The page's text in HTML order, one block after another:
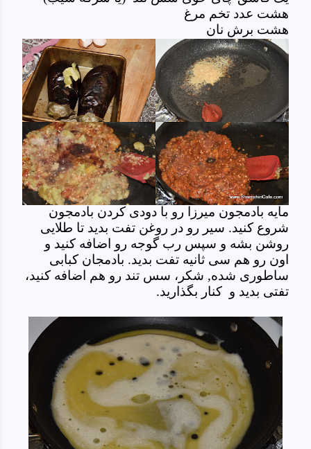
هشت عدد تخم مرغ
هشت برش نان
مایه بادمجون میرزا رو با دودی کردن بادمجون
شروع کنید. سیر رو در روغن تفت بدید تا طلایی
روشن بشه و سپس رب گوجه رو اضافه کنید و
اون رو هم سی ثانیه تفت بدید. بادمجان کبابی
ساطوری شده, شکر، سس تند رو هم اضافه کنید،
تفتی بدید و کنار بگذارید.